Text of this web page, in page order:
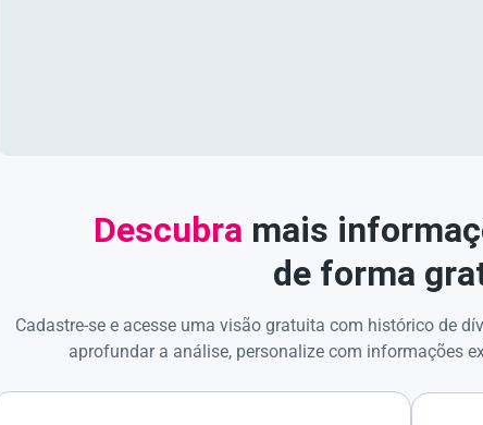
Descubra mais
de forma
Cadastre-se e acesse uma visão gratuita com histórico de
aprofundar a análise, personalize com informações